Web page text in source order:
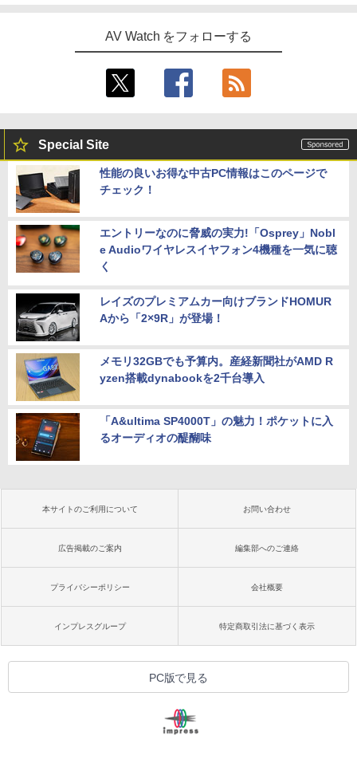
AV Watch をフォローする
Special Site
性能の良いお得な中古PC情報はこのページで
チェック！
エントリーなのに脅威の実力!「Osprey」Nobl
e Audioワイヤレスイヤフォン4機種を一気に聴
く
レイズのプレミアムカー向けブランドHOMUR
Aから「2×9R」が登場！
メモリ32GBでも予算内。産経新聞社がAMD R
yzen搭載dynabookを2千台導入
「A&ultima SP4000T」の魅力！ポケットに入
るオーディオの醍醐味
本サイトのご利用について お問い合わせ
広告掲載のご案内 編集部へのご連絡
プライバシーポリシー 会社概要
インプレスグループ 特定商取引法に基づく表示
PC版で見る